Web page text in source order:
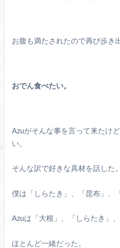
お腹も満たされたので再び歩き
おでん食べたい。
Azuがそんな事を言って来たけ
い。
そんな訳で好きな具材を話した。
僕は「しらたき」、「昆布」、
Azuは「大根」、「しらたき」、
ほとんど一緒だった。